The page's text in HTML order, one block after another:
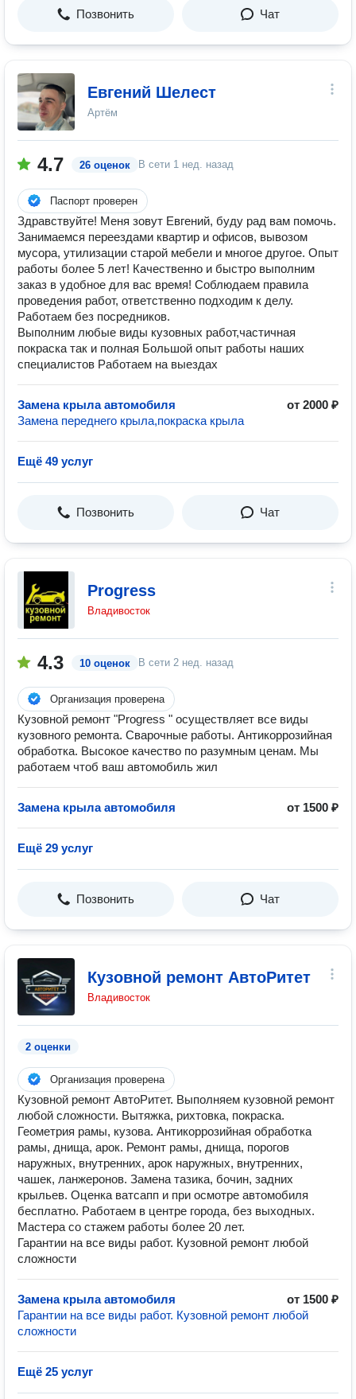
Позвонить Чат
Евгений Шелест
Артём
4.7 26 оценок В сети 1 нед. назад
Паспорт проверен
Здравствуйте! Меня зовут Евгений, буду рад вам помочь.
Занимаемся переездами квартир и офисов, вывозом
мусора, утилизации старой мебели и многое другое. Опыт
работы более 5 лет! Качественно и быстро выполним
заказ в удобное для вас время! Соблюдаем правила
проведения работ, ответственно подходим к делу.
Работаем без посредников.
Выполним любые виды кузовных работ,частичная
покраска так и полная Большой опыт работы наших
специалистов Работаем на выездах
Замена крыла автомобиля
от 2000 ₽
Замена переднего крыла,покраска крыла
Ещё 49 услуг
Позвонить Чат
Progress
Владивосток
4.3 10 оценок В сети 2 нед. назад
Организация проверена
Кузовной ремонт "Progress " осуществляет все виды
кузовного ремонта. Сварочные работы. Антикоррозийная
обработка. Высокое качество по разумным ценам. Мы
работаем чтоб ваш автомобиль жил
Замена крыла автомобиля от 1500 ₽
Ещё 29 услуг
Позвонить Чат
Кузовной ремонт АвтоРитет
Владивосток
2 оценки
Организация проверена
Кузовной ремонт АвтоРитет. Выполняем кузовной ремонт
любой сложности. Вытяжка, рихтовка, покраска.
Геометрия рамы, кузова. Антикоррозийная обработка
рамы, днища, арок. Ремонт рамы, днища, порогов
наружных, внутренних, арок наружных, внутренних,
чашек, ланжеронов. Замена тазика, бочин, задних
крыльев. Оценка ватсапп и при осмотре автомобиля
бесплатно. Работаем в центре города, без выходных.
Мастера со стажем работы более 20 лет.
Гарантии на все виды работ. Кузовной ремонт любой
сложности
Замена крыла автомобиля
от 1500 ₽
Гарантии на все виды работ. Кузовной ремонт любой
сложности
Ещё 25 услуг